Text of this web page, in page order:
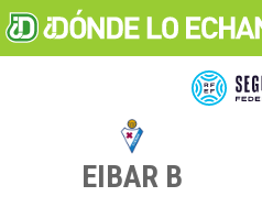
EIBAR B